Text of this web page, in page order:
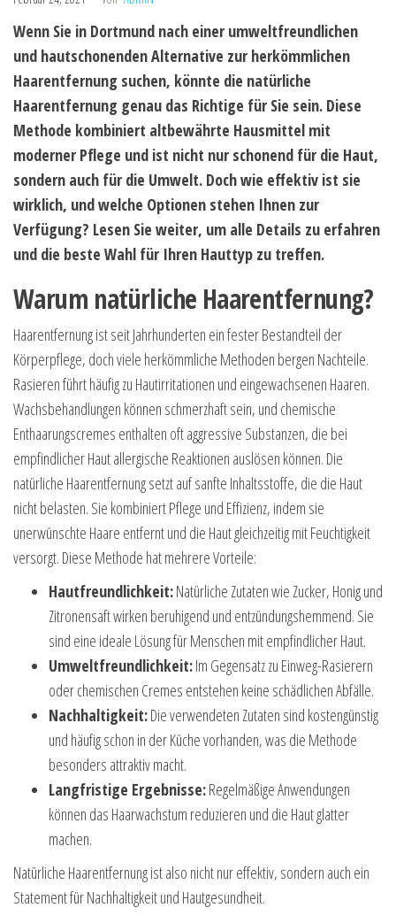
Wenn Sie in Dortmund nach einer umweltfreundlichen
und hautschonenden Alternative zur herkömmlichen
Haarentfernung suchen, könnte die natürliche
Haarentfernung genau das Richtige für Sie sein. Diese
Methode kombiniert altbewährte Hausmittel mit
moderner Pflege und ist nicht nur schonend für die Haut,
sondern auch für die Umwelt. Doch wie effektiv ist sie
wirklich, und welche Optionen stehen Ihnen zur
Verfügung? Lesen Sie weiter, um alle Details zu erfahren
und die beste Wahl für Ihren Hauttyp zu treffen.
Warum natürliche Haarentfernung?
Haarentfernung ist seit Jahrhunderten ein fester Bestandteil der
Körperpflege, doch viele herkömmliche Methoden bergen Nachteile.
Rasieren führt häufig zu Hautirritationen und eingewachsenen Haaren.
Wachsbehandlungen können schmerzhaft sein, und chemische
Enthaarungscremes enthalten oft aggressive Substanzen, die bei
empfindlicher Haut allergische Reaktionen auslösen können. Die
natürliche Haarentfernung setzt auf sanfte Inhaltsstoffe, die die Haut
nicht belasten. Sie kombiniert Pflege und Effizienz, indem sie
unerwünschte Haare entfernt und die Haut gleichzeitig mit Feuchtigkeit
versorgt. Diese Methode hat mehrere Vorteile:
Hautfreundlichkeit:Natürliche Zutaten wie Zucker, Honig und
Zitronensaft wirken beruhigend und entzündungshemmend. Sie
sind eine ideale Lösung für Menschen mit empfindlicher Haut.
Umweltfreundlichkeit:Im Gegensatz zu Einweg-Rasierern
oder chemischen Cremes entstehen keine schädlichen Abfälle.
Nachhaltigkeit:Die verwendeten Zutaten sind kostengünstig
und häufig schon in der Küche vorhanden, was die Methode
besonders attraktiv macht.
Langfristige Ergebnisse:Regelmäßige Anwendungen
können das Haarwachstum reduzieren und die Haut glatter
machen.
Natürliche Haarentfernung ist also nicht nur effektiv, sondern auch ein
Statement für Nachhaltigkeit und Hautgesundheit.